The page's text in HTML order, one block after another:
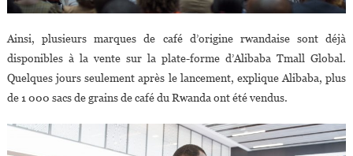
Ainsi, plusieurs marques de café d’origine rwandaise sont déjà
disponibles à la vente sur la plate-forme d’Alibaba Tmall Global.
Quelques jours seulement après le lancement, explique Alibaba, plus
de 1 000 sacs de grains de café du Rwanda ont été vendus.